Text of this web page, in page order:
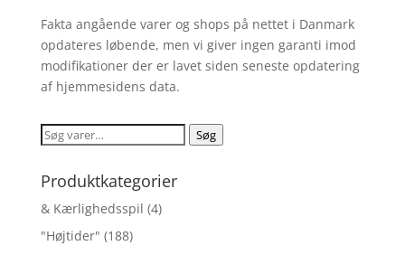
Fakta angående varer og shops på nettet i Danmark
opdateres løbende, men vi giver ingen garanti imod
modifikationer der er lavet siden seneste opdatering
af hjemmesidens data.
Søg
Søg
Produktkategorier
& Kærlighedsspil (4)
"Højtider" (188)